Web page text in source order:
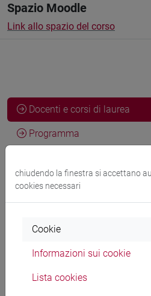
Spazio Moodle
Link allo spazio del corso
Docenti e corsi di laurea
Programma
Docenti
Materiali didattici
chiudendo la finestra si accettano
cookies necessari
Cookie
Informazioni sui cookie
Lista cookies